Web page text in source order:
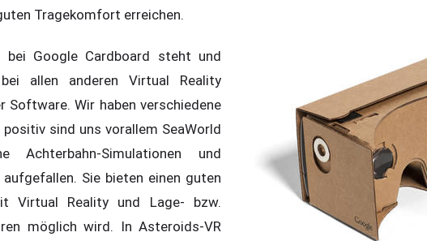
Tragekomfort erreichen.
bei Google Cardboard steht und
allen anderen Virtual Reality
Software. Wir haben verschiedene
sind uns vorallem SeaWorld
Achterbahn-Simulationen und
Sie bieten einen guten
Virtual Reality und Lage- bzw.
möglich wird. In Asteroids-VR